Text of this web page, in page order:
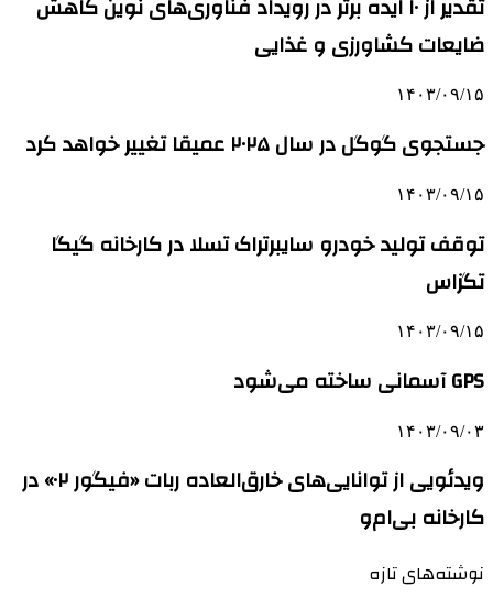
ضایعات کشاورزی و غذایی
۱۴۰۳/۰۹/۱۵
جستجوی گوگل در سال ۲۰۲۵ عمیقا تغییر خواهد کرد
۱۴۰۳/۰۹/۱۵
توقف تولید خودرو سایبرتراک تسلا در کارخانه گیگا
تگزاس
۱۴۰۳/۰۹/۱۵
GPS آسمانی ساخته می‌شود
۱۴۰۳/۰۹/۰۳
ویدئویی از توانایی‌های خارق‌العاده ربات «فیگور ۰۲» در
کارخانه بی‌ام‌و
نوشته‌های تازه